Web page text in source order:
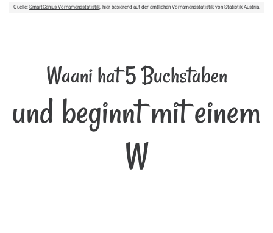
Quelle: SmartGenius-Vornamensstatistik, hier basierend auf der amtlichen Vornamensstatistik von Statistik Austria.
Waani hat 5 Buchstaben
und beginnt mit einem
W